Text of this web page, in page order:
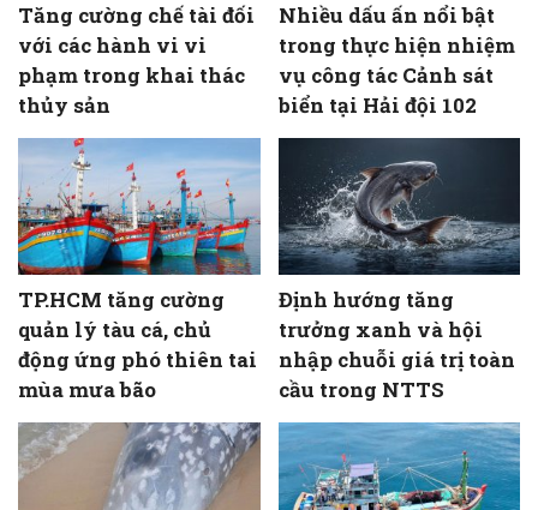
Tăng cường chế tài đối
với các hành vi vi
phạm trong khai thác
thủy sản
Nhiều dấu ấn nổi bật
trong thực hiện nhiệm
vụ công tác Cảnh sát
biển tại Hải đội 102
TP.HCM tăng cường
quản lý tàu cá, chủ
động ứng phó thiên tai
mùa mưa bão
Định hướng tăng
trưởng xanh và hội
nhập chuỗi giá trị toàn
cầu trong NTTS